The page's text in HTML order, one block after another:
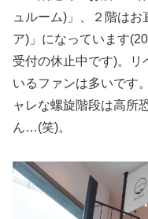
ュルーム)」、２階は
ア)」になっています
受付の休止中です)。リ
いるファンは多いです
ャレな螺旋階段は高所
ん…(笑)。